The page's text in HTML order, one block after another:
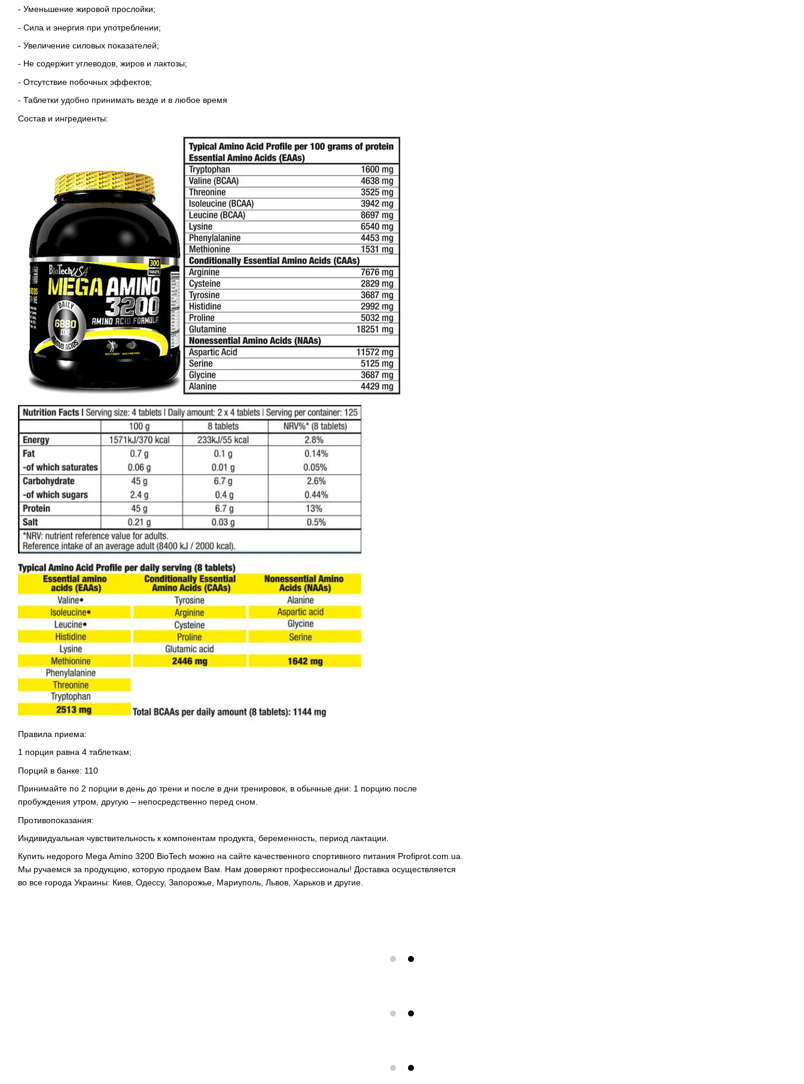
- Уменьшение жировой прослойки;
- Сила и энергия при употреблении;
- Увеличение силовых показателей;
- Не содержит углеводов, жиров и лактозы;
- Отсутствие побочных эффектов;
- Таблетки удобно принимать везде и в любое время
Состав и ингредиенты:
Правила приема:
1 порция равна 4 таблеткам;
Порций в банке: 110
Принимайте по 2 порции в день до трени и после в дни тренировок, в обычные дни: 1 порцию после
пробуждения утром, другую – непосредственно перед сном.
Противопоказания:
Индивидуальная чувствительность к компонентам продукта, беременность, период лактации.
Купить недорого Mega Amino 3200 BioTech можно на сайте качественного спортивного питания Profiprot.com.uа.
Мы ручаемся за продукцию, которую продаем Вам. Нам доверяют профессионалы! Доставка осуществляется
во все города Украины: Киев, Одессу, Запорожье, Мариуполь, Львов, Харьков и другие.